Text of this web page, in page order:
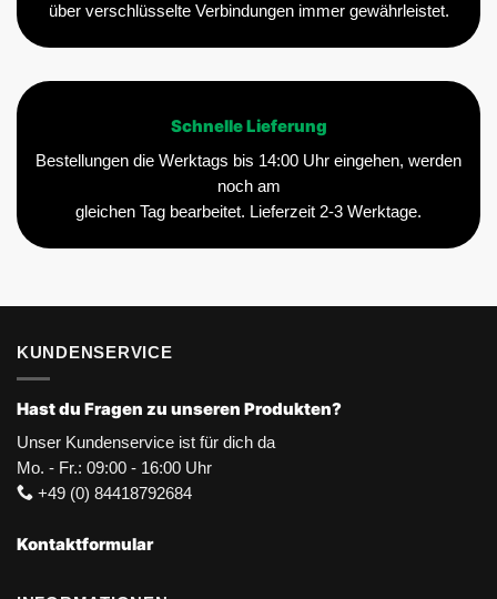
über verschlüsselte Verbindungen immer gewährleistet.
Schnelle Lieferung
Bestellungen die Werktags bis 14:00 Uhr eingehen, werden
noch am
gleichen Tag bearbeitet. Lieferzeit 2-3 Werktage.
KUNDENSERVICE
Hast du Fragen zu unseren Produkten?
Unser Kundenservice ist für dich da
Mo. - Fr.: 09:00 - 16:00 Uhr
+49 (0) 84418792684
Kontaktformular